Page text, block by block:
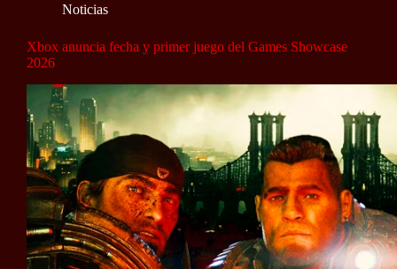
Noticias
Xbox anuncia fecha y primer juego del Games Showcase
2026